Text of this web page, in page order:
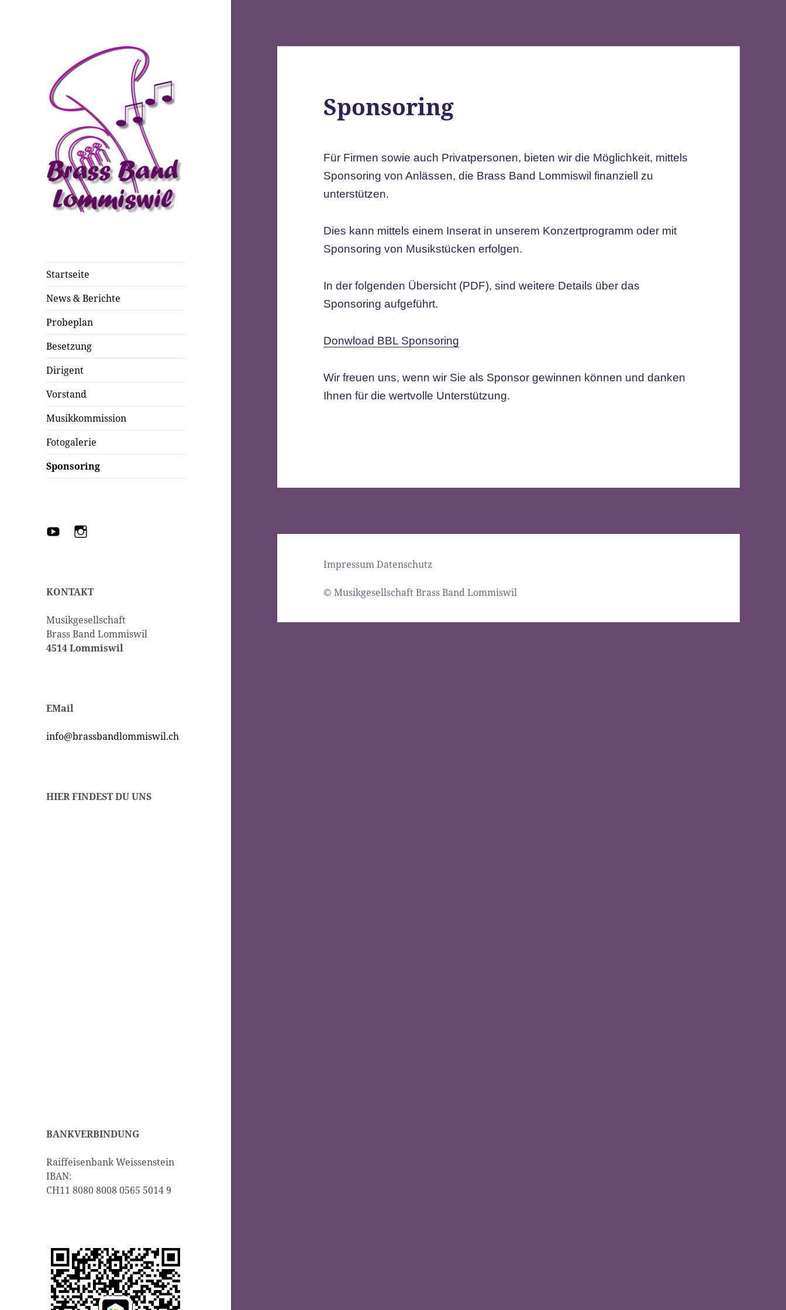
Startseite
News & Berichte
Probeplan
Besetzung
Dirigent
Vorstand
Musikkommission
Fotogalerie
Sponsoring
YouTubeInstagram
KONTAKT
Musikgesellschaft
Brass Band Lommiswil
4514 Lommiswil
EMail
info@brassbandlommiswil.ch
HIER FINDEST DU UNS
BANKVERBINDUNG
Raiffeisenbank Weissenstein
IBAN:
CH11 8080 8008 0565 5014 9
Sponsoring
Für Firmen sowie auch Privatpersonen, bieten wir die Möglichkeit, mittels
Sponsoring von Anlässen, die Brass Band Lommiswil finanziell zu
unterstützen.
Dies kann mittels einem Inserat in unserem Konzertprogramm oder mit
Sponsoring von Musikstücken erfolgen.
In der folgenden Übersicht (PDF), sind weitere Details über das
Sponsoring aufgeführt.
Donwload BBL Sponsoring
Wir freuen uns, wenn wir Sie als Sponsor gewinnen können und danken
Ihnen für die wertvolle Unterstützung.
ImpressumDatenschutz
© Musikgesellschaft Brass Band Lommiswil